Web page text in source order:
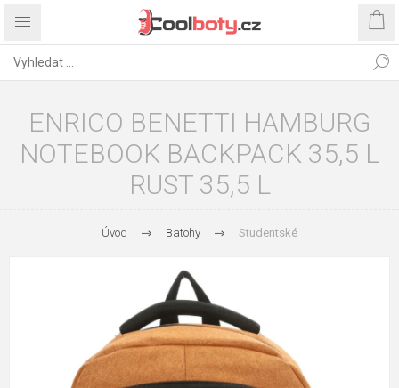
ENRICO BENETTI HAMBURG
NOTEBOOK BACKPACK 35,5 L
RUST 35,5 L
Úvod Batohy Studentské